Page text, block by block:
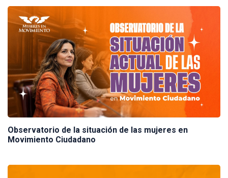
Observatorio de la situación de las mujeres en
Movimiento Ciudadano